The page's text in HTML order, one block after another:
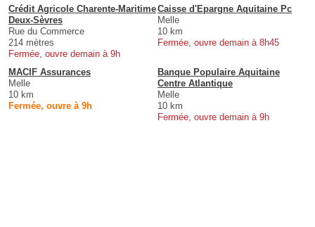
Crédit Agricole Charente-Maritime
Deux-Sèvres
Rue du Commerce
214 mètres
Fermée, ouvre demain à 9h
Caisse d'Epargne Aquitaine Pc
Melle
10 km
Fermée, ouvre demain à 8h45
MACIF Assurances
Melle
10 km
Fermée, ouvre à 9h
Banque Populaire Aquitaine
Centre Atlantique
Melle
10 km
Fermée, ouvre demain à 9h